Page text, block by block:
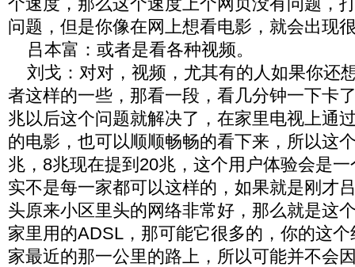
问题，但是你像在网上想看电影，就会出现
吕本富：或者是看各种视频。
刘戈：对对，视频，尤其有的人如果你还
者这样的一些，那看一段，看几分钟一下卡
兆以后这个问题就解决了，在家里电视上通
的电影，也可以顺顺畅畅的看下来，所以这
兆，8兆现在提到20兆，这个用户体验会是
实不是每一家都可以这样的，如果就是刚才
头原来小区里头的网络非常好，那么就是这
家里用的ADSL，那可能它很多的，你的这
家最近的那一公里的路上，所以可能并不会